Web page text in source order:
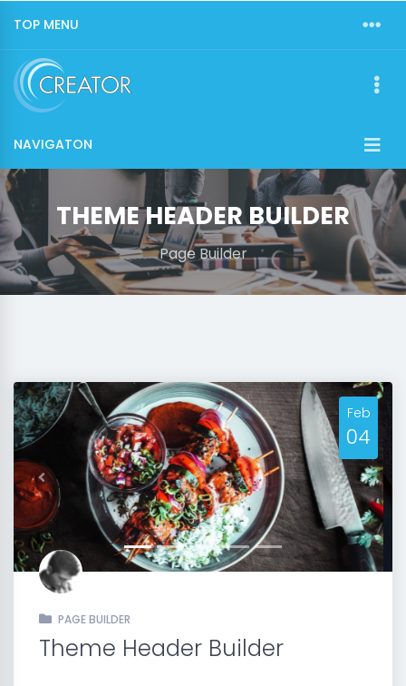
TOP MENU
NAVIGATON
THEME HEADER BUILDER
Page Builder
Previous Next
Feb
04
PAGE BUILDER
Theme Header Builder